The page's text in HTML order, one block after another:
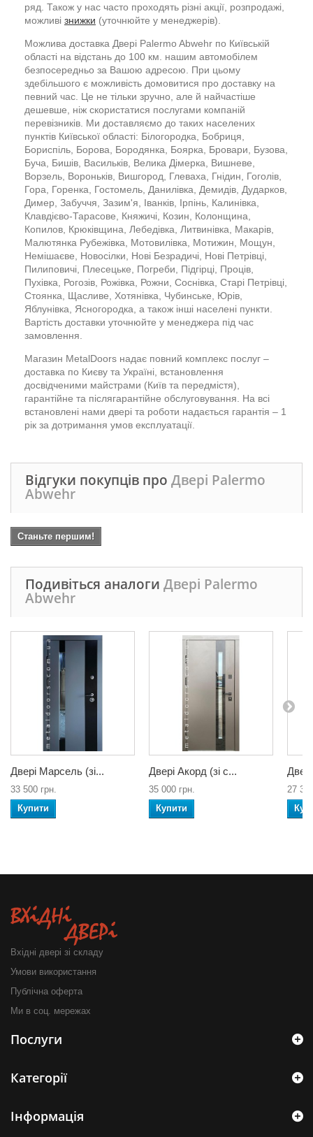
ряд. Також у нас часто проходять різні акції, розпродажі,
можливі знижки (уточнюйте у менеджерів).
Можлива доставка Двері Palermo Abwehr по Київській
області на відстань до 100 км. нашим автомобілем
безпосередньо за Вашою адресою. При цьому
здебільшого є можливість домовитися про доставку на
певний час. Це не тільки зручно, але й найчастіше
дешевше, ніж скористатися послугами компаній
перевізників. Ми доставляємо до таких населених
пунктів Київської області: Білогородка, Бобриця,
Бориспіль, Борова, Бородянка, Боярка, Бровари, Бузова,
Буча, Бишів, Васильків, Велика Дімерка, Вишневе,
Ворзель, Вороньків, Вишгород, Глеваха, Гнідин, Гоголів,
Гора, Горенка, Гостомель, Данилівка, Демидів, Дударков,
Димер, Забуччя, Зазим'я, Іванків, Ірпінь, Калинівка,
Клавдієво-Тарасове, Княжичі, Козин, Колонщина,
Копилов, Крюківщина, Лебедівка, Литвинівка, Макарів,
Малютянка Рубежівка, Мотовилівка, Мотижин, Мощун,
Немішаєве, Новосілки, Нові Безрадичі, Нові Петрівці,
Пилиповичі, Плесецьке, Погреби, Підгірці, Проців,
Пухівка, Рогозів, Рожівка, Рожни, Соснівка, Старі Петрівці,
Стоянка, Щасливе, Хотянівка, Чубинське, Юрів,
Яблунівка, Ясногородка, а також інші населені пункти.
Вартість доставки уточнюйте у менеджера під час
замовлення.
Магазин MetalDoors надає повний комплекс послуг –
доставка по Києву та Україні, встановлення
досвідченими майстрами (Київ та передмістя),
гарантійне та післягарантійне обслуговування. На всі
встановлені нами двері та роботи надається гарантія – 1
рік за дотримання умов експлуатації.
Відгуки покупців про Двері Palermo
Abwehr
Станьте першим!
Подивіться аналоги Двері Palermo
Abwehr
Двері Марсель (зі...
33 500 грн.
Купити
Двері Акорд (зі с...
35 000 грн.
Купити
27
Вхідні двері зі складу
Умови використання
Публічна оферта
Ми в соц. мережах
Послуги
Категорії
Інформація